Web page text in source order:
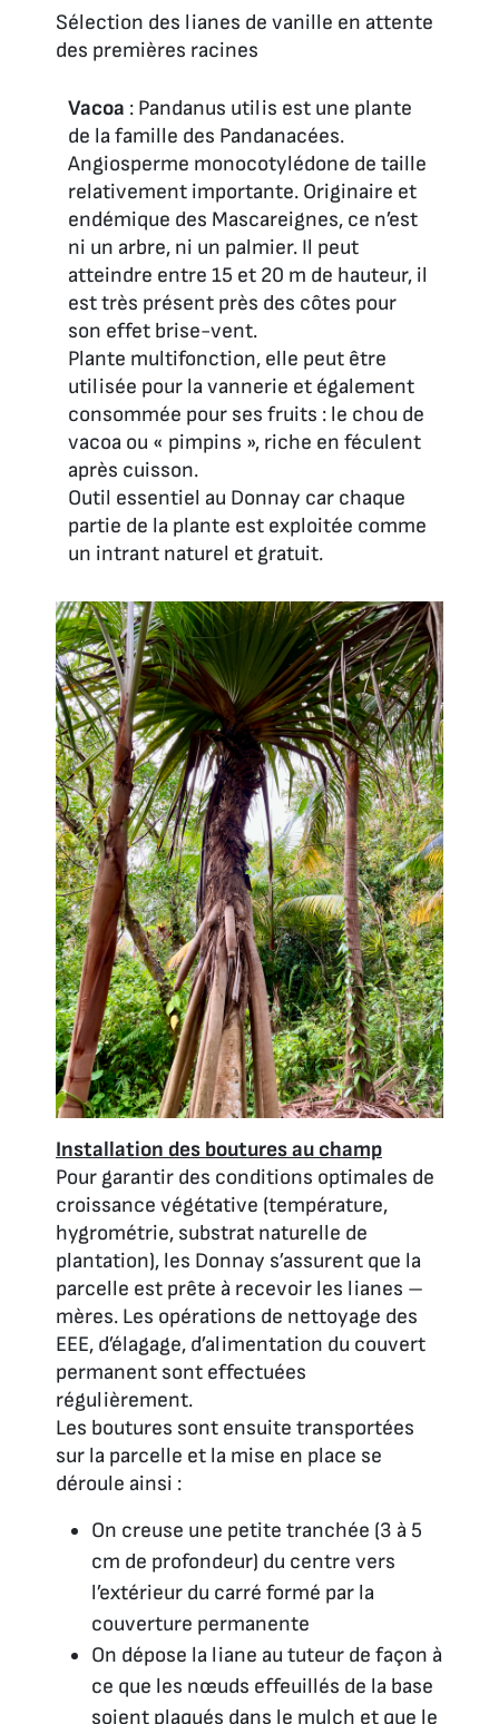
Sélection des lianes de vanille en attente
des premières racines
Vacoa : Pandanus utilis est une plante
de la famille des Pandanacées.
Angiosperme monocotylédone de taille
relativement importante. Originaire et
endémique des Mascareignes, ce n’est
ni un arbre, ni un palmier. Il peut
atteindre entre 15 et 20 m de hauteur, il
est très présent près des côtes pour
son effet brise-vent.
Plante multifonction, elle peut être
utilisée pour la vannerie et également
consommée pour ses fruits : le chou de
vacoa ou « pimpins », riche en féculent
après cuisson.
Outil essentiel au Donnay car chaque
partie de la plante est exploitée comme
un intrant naturel et gratuit.
Installation des boutures au champ
Pour garantir des conditions optimales de
croissance végétative (température,
hygrométrie, substrat naturelle de
plantation), les Donnay s’assurent que la
parcelle est prête à recevoir les lianes –
mères. Les opérations de nettoyage des
EEE, d’élagage, d’alimentation du couvert
permanent sont effectuées
régulièrement.
Les boutures sont ensuite transportées
sur la parcelle et la mise en place se
déroule ainsi :
On creuse une petite tranchée (3 à 5
cm de profondeur) du centre vers
l’extérieur du carré formé par la
couverture permanente
On dépose la liane au tuteur de façon à
ce que les nœuds effeuillés de la base
soient plaqués dans le mulch et que le